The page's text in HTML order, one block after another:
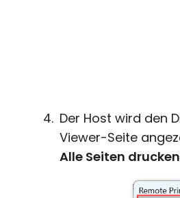
Der Host wird den
Viewer-Seite
Alle Seiten drucken